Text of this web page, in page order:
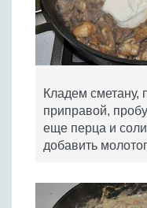
Кладем сметану,
приправой,
еще перца и
добавить